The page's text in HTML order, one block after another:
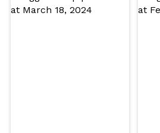
Würden Sie diesen Kauf